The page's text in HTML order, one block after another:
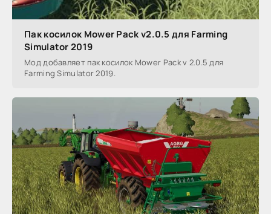
Пак косилок Mower Pack v2.0.5 для Farming
Simulator 2019
Мод добавляет пак косилок Mower Pack v 2.0.5 для
Farming Simulator 2019.